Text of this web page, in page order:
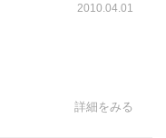
2010.04.01
詳細をみる